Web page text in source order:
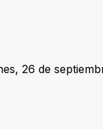
26 de